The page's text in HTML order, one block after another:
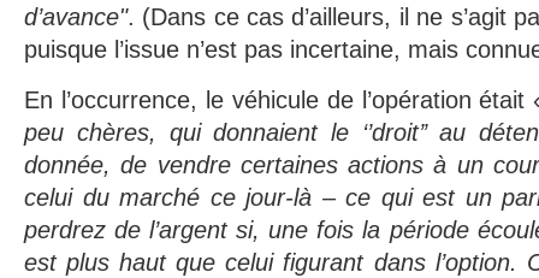
d’avance". (Dans ce cas d’ailleurs, il ne s’agit
puisque l’issue n’est pas incertaine, mais
En l’occurrence, le véhicule de l’opération
peu chères, qui donnaient le ‘’droit’’ au
donnée, de vendre certaines actions à un
celui du marché ce jour-là – ce qui est un
perdrez de l’argent si, une fois la période
est plus haut que celui figurant dans l’option.